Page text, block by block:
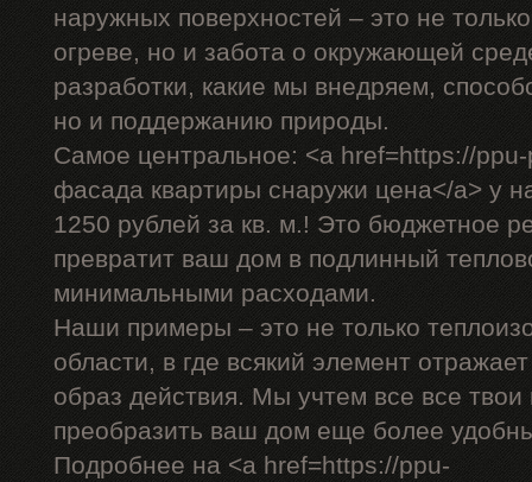
наружных поверхностей – это не
огреве, но и забота о окружающей
разработки, какие мы внедряем,
но и поддержанию природы.
Самое центральное: <a href=https://
фасада квартиры снаружи цена</a> у
1250 рублей за кв. м.! Это бюджетное
превратит ваш дом в подлинный
минимальными расходами.
Наши примеры – это не только
области, в где всякий элемент
образ действия. Мы учтем все все
преобразить ваш дом еще более
Подробнее на <a href=https://ppu-